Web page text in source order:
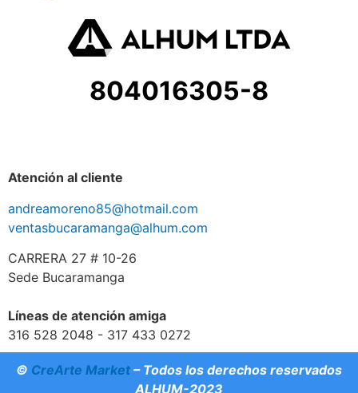
804016305-8
Atención al cliente
andreamoreno85@hotmail.com
ventasbucaramanga@alhum.com
CARRERA 27 # 10-26
Sede Bucaramanga
Líneas de atención amiga
316 528 2048 - 317 433 0272
© CreArte Market – Todos los derechos reservados
ALHUM-2023